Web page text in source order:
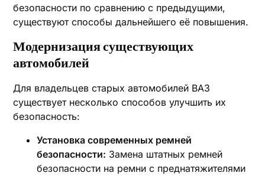
безопасности по сравнению с предыдущими,
существуют способы дальнейшего её повышения.
Модернизация существующих
автомобилей
Для владельцев старых автомобилей ВАЗ
существует несколько способов улучшить их
безопасность:
Установка современных ремней
безопасности: Замена штатных ремней
безопасности на ремни с преднатяжителями